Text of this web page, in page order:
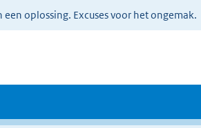
oplossing. Excuses voor het ongemak.